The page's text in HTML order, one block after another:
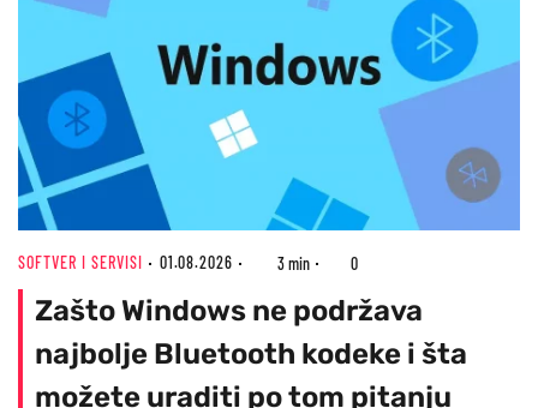
SOFTVER I SERVISI 01.08.2026 3 min 0
Zašto Windows ne podržava
najbolje Bluetooth kodeke i šta
možete uraditi po tom pitanju